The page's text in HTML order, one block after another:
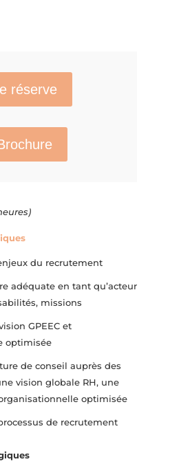
réserve
du recrutement
adéquate en tant qu’acteur
missions
GPEEC et
optimisée
de conseil auprès des
vision globale RH, une
optimisée
de recrutement